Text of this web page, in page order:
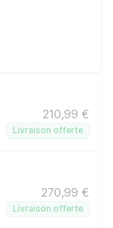
210,99 €
Livraison offerte
270,99 €
Livraison offerte